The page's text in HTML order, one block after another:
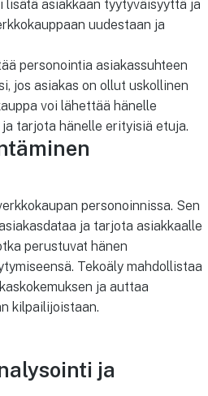
lisätä asiakkaan tyytyväisyyttä ja
uudestaan ja
personointia asiakassuhteen
jos asiakas on ollut uskollinen
voi lähettää hänelle
tarjota hänelle erityisiä etuja.
personoinnissa. Sen
ja tarjota asiakkaalle
perustuvat hänen
Tekoäly mahdollistaa
ja auttaa
kilpailijoistaan.
ja